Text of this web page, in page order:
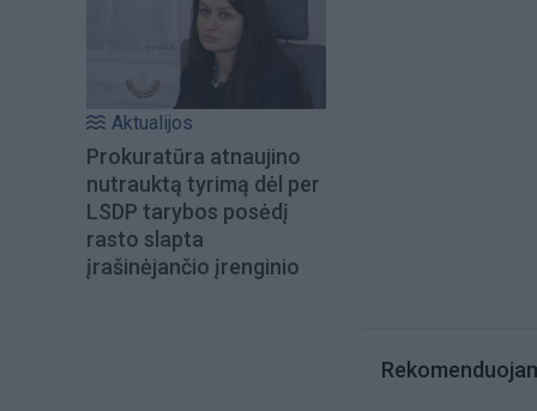
Aktualijos
Prokuratūra atnaujino
nutrauktą tyrimą dėl per
LSDP tarybos posėdį
rasto slapta
įrašinėjančio įrenginio